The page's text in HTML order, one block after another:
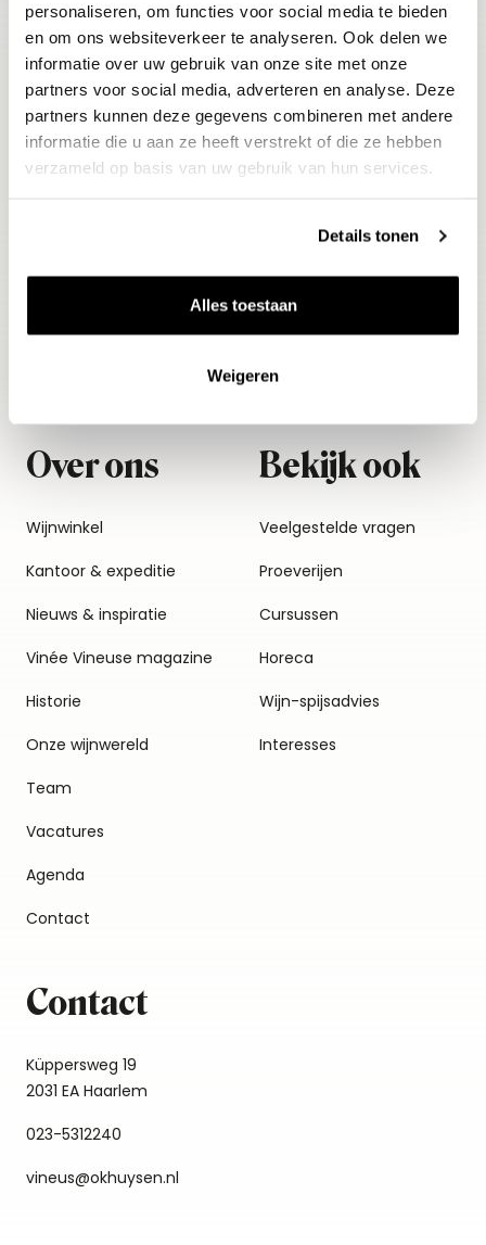
personaliseren, om functies voor social media te bieden
en om ons websiteverkeer te analyseren. Ook delen we
informatie over uw gebruik van onze site met onze
partners voor social media, adverteren en analyse. Deze
partners kunnen deze gegevens combineren met andere
informatie die u aan ze heeft verstrekt of die ze hebben
verzameld op basis van uw gebruik van hun services.
Details tonen
Alles toestaan
Weigeren
Wijnen
Alle wijnen
Mousserend
Thema's
Voorverkopen
Huiswijnen
Relatiegeschenken
Voordelen van onze
voorverkopen
Vinée Vineuse
Cadeaus
Over ons
Wijnwinkel
Kantoor & expeditie
Nieuws & inspiratie
Vinée Vineuse magazine
Historie
Onze wijnwereld
Team
Vacatures
Agenda
Contact
Bekijk ook
Veelgestelde vragen
Proeverijen
Cursussen
Horeca
Wijn-spijsadvies
Interesses
Contact
Küppersweg 19
2031 EA Haarlem
023-5312240
vineus@okhuysen.nl